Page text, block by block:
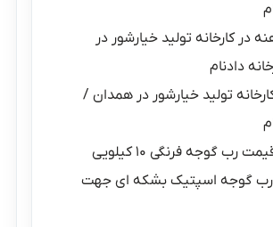
درکارخانه تولید خیارشور در
دادنام
تولید خیارشور در همدان /
رب گوجه فرنگی ۱۰ کیلویی
رب گوجه اسپتیک بشکه ای جهت